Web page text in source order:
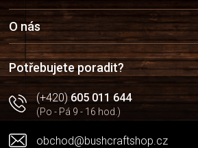
a
t
í
O nás
Potřebujete poradit?
(+420)605 011 644
(Po - Pá 9 - 16 hod.)
obchod@bushcraftshop.cz